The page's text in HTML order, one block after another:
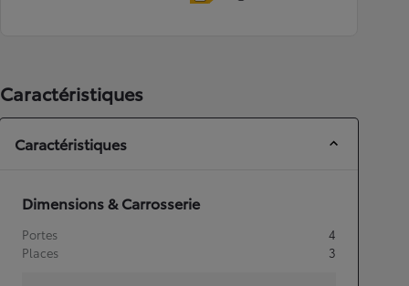
Caractéristiques
Caractéristiques
Dimensions & Carrosserie
Portes
4
Places
3